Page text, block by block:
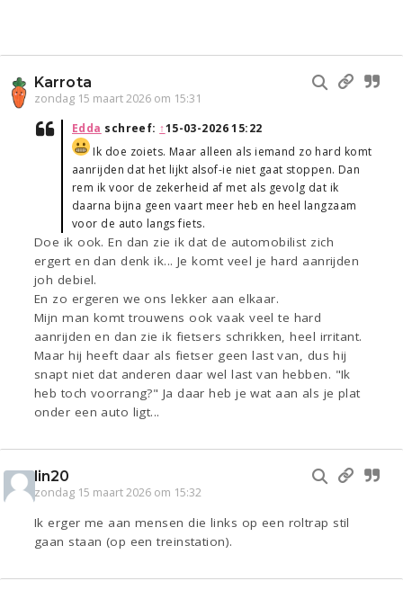
Karrota
zondag 15 maart 2026 om 15:31
Edda schreef: ↑15-03-2026 15:22
Ik doe zoiets. Maar alleen als iemand zo hard komt
aanrijden dat het lijkt alsof-ie niet gaat stoppen. Dan
rem ik voor de zekerheid af met als gevolg dat ik
daarna bijna geen vaart meer heb en heel langzaam
voor de auto langs fiets.
Doe ik ook. En dan zie ik dat de automobilist zich
ergert en dan denk ik... Je komt veel je hard aanrijden
joh debiel.
En zo ergeren we ons lekker aan elkaar.
Mijn man komt trouwens ook vaak veel te hard
aanrijden en dan zie ik fietsers schrikken, heel irritant.
Maar hij heeft daar als fietser geen last van, dus hij
snapt niet dat anderen daar wel last van hebben. "Ik
heb toch voorrang?" Ja daar heb je wat aan als je plat
onder een auto ligt...
lin20
zondag 15 maart 2026 om 15:32
Ik erger me aan mensen die links op een roltrap stil
gaan staan (op een treinstation).